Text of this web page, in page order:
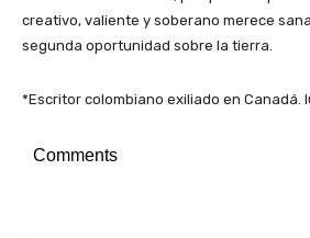
creativo, valiente y soberano merece
segunda oportunidad sobre la tierra.
*Escritor colombiano exiliado en Canadá.
Comments